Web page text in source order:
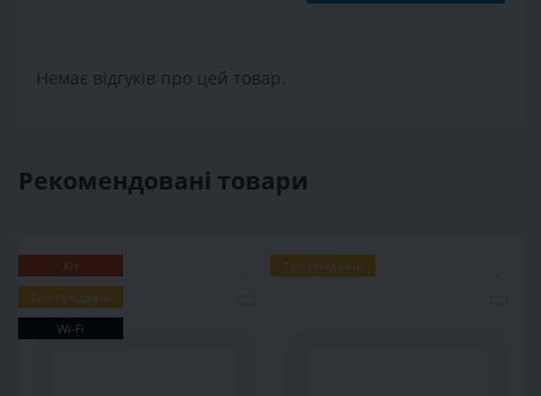
Немає відгуків про цей товар.
Рекомендовані товари
Хіт
Топ продажів
Wi-Fi
Топ продажів